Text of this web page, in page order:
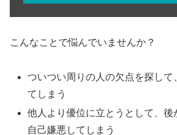
こんなことで悩んでいませんか？
ついつい周りの人の欠点を探して
てしまう
他人より優位に立とうとして、後
自己嫌悪してしまう